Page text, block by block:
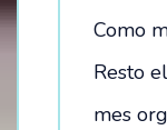
Como
Resto
mes